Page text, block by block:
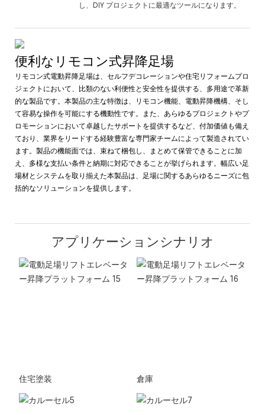
し、DIY プロジェクトに最適なツールになります。
便利なリモコン式昇降足場
リモコン式電動昇降足場は、セルフデコレーションや住宅リフォームプロ
ジェクトにおいて、比類のない利便性と安全性を提供する、多用途で革新
的な製品です。本製品の主な特徴は、リモコン機能、電動昇降機構、そし
て容易な操作を可能にする機動性です。また、あらゆるプロジェクトやプ
ロモーションにおいて卓越したサポートを提供するなど、付加価値も備え
ており、業界をリードする経験豊富な専門家チームによって製造されてい
ます。製品の機能面では、束ねて梱包し、まとめて保管できることに加
え、多様な支払い条件と納期に対応できることが挙げられます。幅広い足
場材とシステムを取り揃えた本製品は、足場に関するあらゆるニーズに包
括的なソリューションを提供します。
アプリケーションシナリオ
住宅塗装 倉庫